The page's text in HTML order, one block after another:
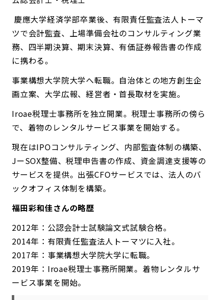
慶應大学経済学部卒業後、有限責任監査法人トーマ
ツで会計監査、上場準備会社のコンサルティング業
務、四半期決算、期末決算、有価証券報告書の作成
に携わる。
事業構想大学院大学へ転職。自治体との地方創生企
画立案、大学広報、経営者・首長取材を実施。
Iroae税理士事務所を独立開業。税理士事務所の傍ら
で、着物のレンタルサービス事業を開始する。
現在はIPOコンサルティング、内部監査体制の構築、
JーSOX整備、税理申告書の作成、資金調達支援等の
サービスを提供。出張CFOサービスでは、法人のバ
ックオフィス体制を構築。
福田彩和佳さんの略歴
2012年：公認会計士試験論文式試験合格。
2014年：有限責任監査法人トーマツに入社。
2017年：事業構想大学院大学に転職。
2019年：Iroae税理士事務所開業。着物レンタルサ
ービス事業を開始。